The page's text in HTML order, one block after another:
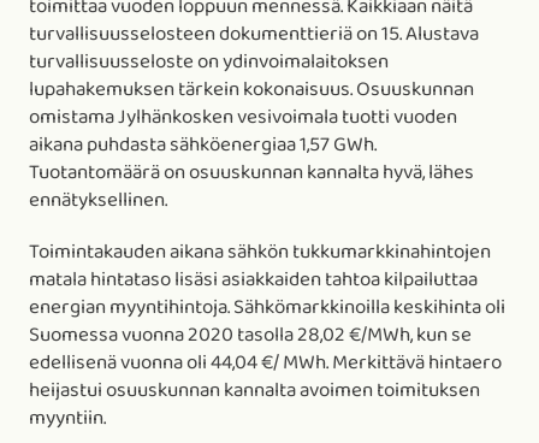
toimittaa vuoden loppuun mennessä. Kaikkiaan näitä
turvallisuusselosteen dokumenttieriä on 15. Alustava
turvallisuusseloste on ydinvoimalaitoksen
lupahakemuksen tärkein kokonaisuus. Osuuskunnan
omistama Jylhänkosken vesivoimala tuotti vuoden
aikana puhdasta sähköenergiaa 1,57 GWh.
Tuotantomäärä on osuuskunnan kannalta hyvä, lähes
ennätyksellinen.
Toimintakauden aikana sähkön tukkumarkkinahintojen
matala hintataso lisäsi asiakkaiden tahtoa kilpailuttaa
energian myyntihintoja. Sähkömarkkinoilla keskihinta oli
Suomessa vuonna 2020 tasolla 28,02 €/MWh, kun se
edellisenä vuonna oli 44,04 €/ MWh. Merkittävä hintaero
heijastui osuuskunnan kannalta avoimen toimituksen
myyntiin.